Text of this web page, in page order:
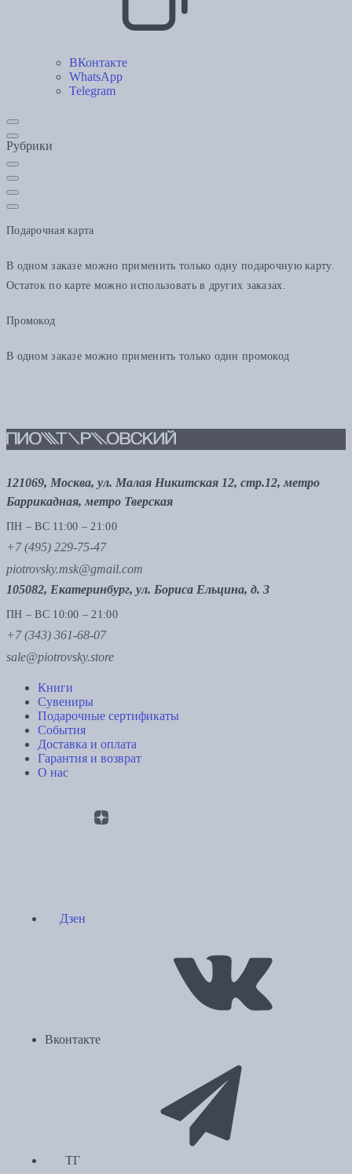
ВКонтакте
WhatsApp
Telegram
Рубрики
Подарочная карта
В одном заказе можно применить только одну подарочную карту.
Остаток по карте можно использовать в других заказах.
Промокод
В одном заказе можно применить только один промокод
121069, Москва, ул. Малая Никитская 12, стр.12, метро
Баррикадная, метро Тверская
ПН – ВС 11:00 – 21:00
+7 (495) 229-75-47
piotrovsky.msk@gmail.com
105082, Екатеринбург, ул. Бориса Ельцина, д. 3
ПН – ВС 10:00 – 21:00
+7 (343) 361-68-07
sale@piotrovsky.store
Книги
Сувениры
Подарочные сертификаты
События
Доставка и оплата
Гарантия и возврат
О нас
Дзен
Вконтакте
ТГ